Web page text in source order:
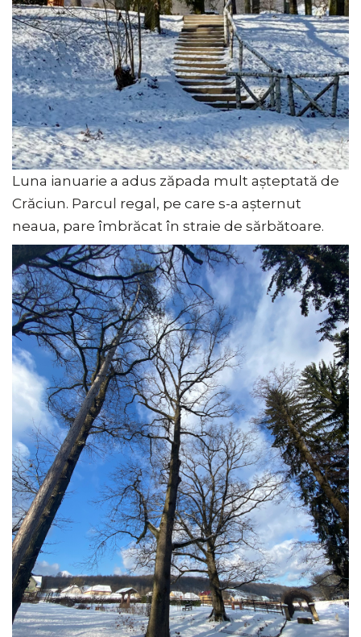
Luna ianuarie a adus zăpada mult așteptată de
Crăciun. Parcul regal, pe care s-a așternut
neaua, pare îmbrăcat în straie de sărbătoare.